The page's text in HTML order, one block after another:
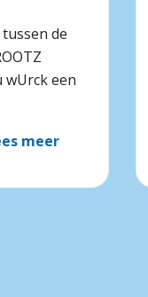
de
een
meer